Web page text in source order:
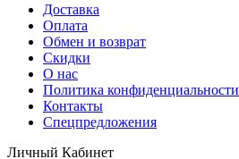
Доставка
Оплата
Обмен и возврат
Скидки
О нас
Политика конфиденциальности
Контакты
Спецпредложения
Личный Кабинет